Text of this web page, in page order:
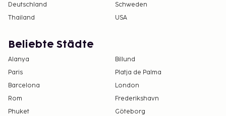
Deutschland
Schweden
Thailand
USA
Beliebte Städte
Alanya
Billund
Paris
Platja de Palma
Barcelona
London
Rom
Frederikshavn
Phuket
Göteborg